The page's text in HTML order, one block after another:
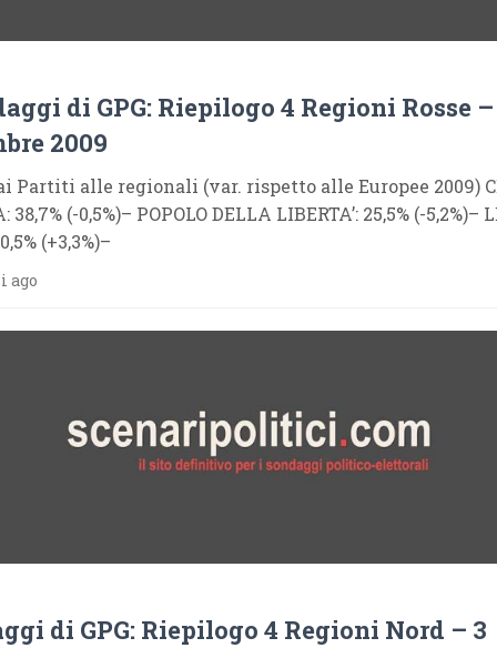
di GPG: Riepilogo 4 Regioni Rosse
2009
Partiti alle regionali (var. rispetto alle Europee 2009)
38,7% (-0,5%)– POPOLO DELLA LIBERTA’: 25,5% (-5,2%)–
(+3,3%)–
ago
di GPG: Riepilogo 4 Regioni Nord – 3